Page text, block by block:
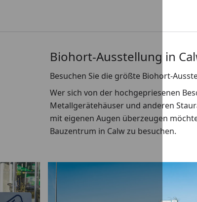
Biohort-Ausstellung in
Besuchen Sie die größte Biohort-
Wer sich von der hochgepriesenen
Metallgerätehäuser und anderen
mit eigenen Augen überzeugen
Bauzentrum in Calw zu besuchen.